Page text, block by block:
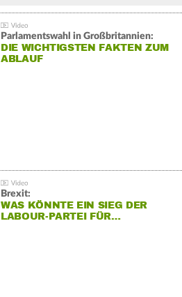
Parlamentswahl in Großbritannien:
DIE WICHTIGSTEN FAKTEN ZUM
ABLAUF
Brexit:
WAS KÖNNTE EIN SIEG DER
LABOUR-PARTEI FÜR…